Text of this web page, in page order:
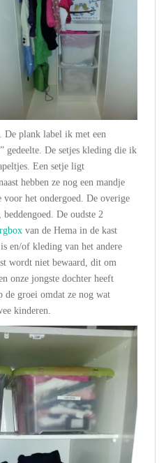
De plank label ik met een
gedeelte. De setjes kleding die ik
Een setje ligt
hebben ze nog een mandje
voor het ondergoed. De overige
De oudste 2
x van de Hema in de kast
en/of kleding van het andere
wordt niet bewaard, dit om
onze jongste dochter heeft
de groei omdat ze nog wat
kinderen.